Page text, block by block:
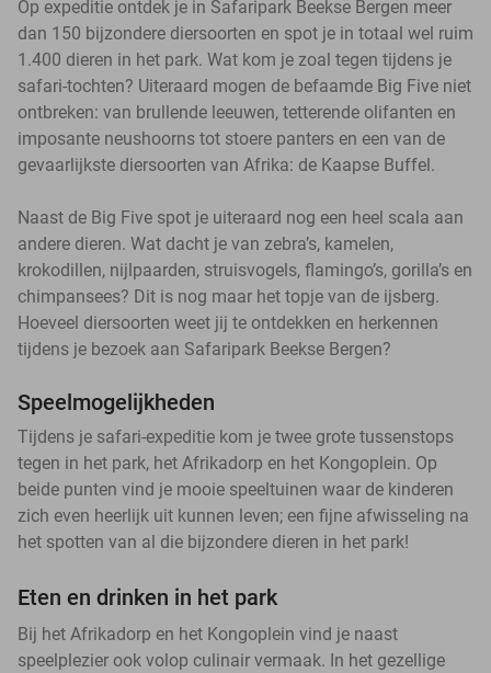
Op expeditie ontdek je in Safaripark Beekse Bergen meer
dan 150 bijzondere diersoorten en spot je in totaal wel ruim
1.400 dieren in het park. Wat kom je zoal tegen tijdens je
safari-tochten? Uiteraard mogen de befaamde Big Five niet
ontbreken: van brullende leeuwen, tetterende olifanten en
imposante neushoorns tot stoere panters en een van de
gevaarlijkste diersoorten van Afrika: de Kaapse Buffel.
Naast de Big Five spot je uiteraard nog een heel scala aan
andere dieren. Wat dacht je van zebra’s, kamelen,
krokodillen, nijlpaarden, struisvogels, flamingo’s, gorilla’s en
chimpansees? Dit is nog maar het topje van de ijsberg.
Hoeveel diersoorten weet jij te ontdekken en herkennen
tijdens je bezoek aan Safaripark Beekse Bergen?
Speelmogelijkheden
Tijdens je safari-expeditie kom je twee grote tussenstops
tegen in het park, het Afrikadorp en het Kongoplein. Op
beide punten vind je mooie speeltuinen waar de kinderen
zich even heerlijk uit kunnen leven; een fijne afwisseling na
het spotten van al die bijzondere dieren in het park!
Eten en drinken in het park
Bij het Afrikadorp en het Kongoplein vind je naast
speelplezier ook volop culinair vermaak. In het gezellige